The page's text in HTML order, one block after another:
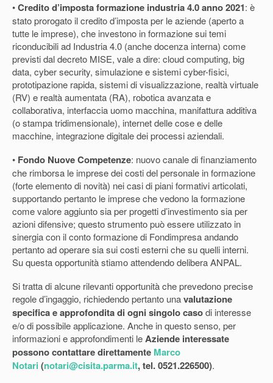
•Credito d’imposta formazione industria 4.0 anno 2021: è
stato prorogato il credito d’imposta per le aziende (aperto a
tutte le imprese), che investono in formazione sui temi
riconducibili ad Industria 4.0 (anche docenza interna) come
previsti dal decreto MISE, vale a dire: cloud computing, big
data, cyber security, simulazione e sistemi cyber-fisici,
prototipazione rapida, sistemi di visualizzazione, realtà virtuale
(RV) e realtà aumentata (RA), robotica avanzata e
collaborativa, interfaccia uomo macchina, manifattura additiva
(o stampa tridimensionale), internet delle cose e delle
macchine, integrazione digitale dei processi aziendali.
• Fondo Nuove Competenze: nuovo canale di finanziamento
che rimborsa le imprese dei costi del personale in formazione
(forte elemento di novità) nei casi di piani formativi articolati,
supportando pertanto le imprese che vedono la formazione
come valore aggiunto sia per progetti d’investimento sia per
azioni difensive; questo strumento può essere utilizzato in
sinergia con il conto formazione di Fondimpresa andando
pertanto ad operare sia sui costi esterni che su quelli interni.
Su questa opportunità stiamo attendendo delibera ANPAL.
Si tratta di alcune rilevanti opportunità che prevedono precise
regole d’ingaggio, richiedendo pertanto unavalutazione
specifica e approfondita di ogni singolo casodi interesse
e/o di possibile applicazione. Anche in questo senso, per
informazioni e approfondimenti leAziende interessate
possono contattare direttamente Marco
Notari (notari@cisita.parma.it, tel. 0521.226500).